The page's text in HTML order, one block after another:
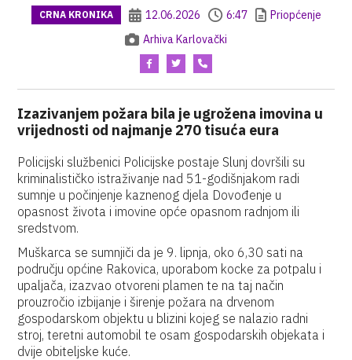
CRNA KRONIKA 12.06.2026 6:47
Priopćenje
Arhiva Karlovački
Izazivanjem požara bila je ugrožena imovina u
vrijednosti od najmanje 270 tisuća eura
Policijski službenici Policijske postaje Slunj dovršili su
kriminalističko istraživanje nad 51-godišnjakom radi
sumnje u počinjenje kaznenog djela Dovođenje u
opasnost života i imovine opće opasnom radnjom ili
sredstvom.
Muškarca se sumnjiči da je 9. lipnja, oko 6,30 sati na
području općine Rakovica, uporabom kocke za potpalu i
upaljača, izazvao otvoreni plamen te na taj način
prouzročio izbijanje i širenje požara na drvenom
gospodarskom objektu u blizini kojeg se nalazio radni
stroj, teretni automobil te osam gospodarskih objekata i
dvije obiteljske kuće.